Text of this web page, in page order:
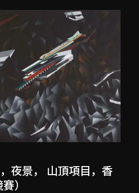
夜景， 山頂項目，香
）